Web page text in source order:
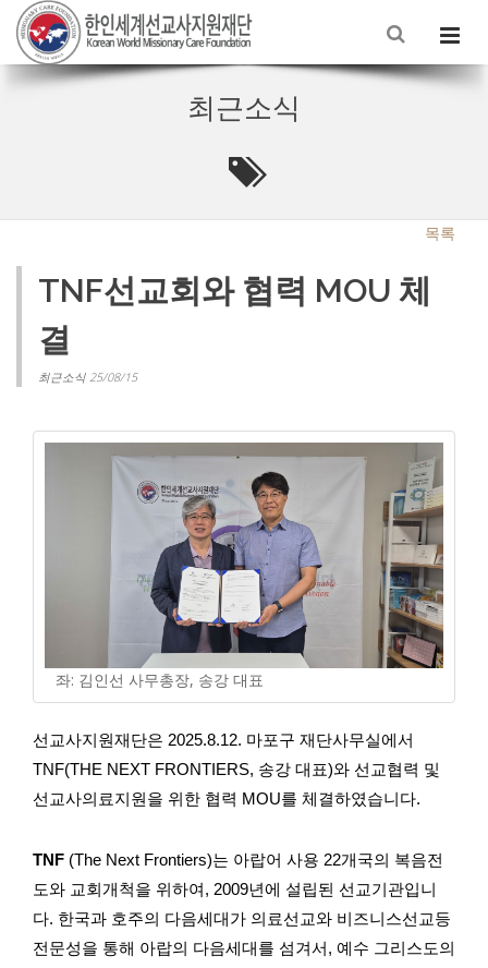
최근소식
목록
TNF선교회와 협력 MOU 체
결
최근소식 25/08/15
좌: 김인선 사무총장, 송강 대표
선교사지원재단은 2025.8.12. 마포구 재단사무실에서
TNF(THE NEXT FRONTIERS, 송강 대표)와 선교협력 및
선교사의료지원을 위한 협력 MOU를 체결하였습니다.
TNF (The Next Frontiers)는 아랍어 사용 22개국의 복음전
도와 교회개척을 위하여, 2009년에 설립된 선교기관입니
다. 한국과 호주의 다음세대가 의료선교와 비즈니스선교등
전문성을 통해 아랍의 다음세대를 섬겨서, 예수 그리스도의